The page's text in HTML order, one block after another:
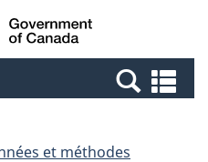
Passer
au
Passer
à
Canada
et
et méthodes